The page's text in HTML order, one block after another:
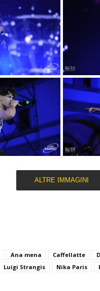
ALTRE IMMAGINI
Ana mena Caffellatte
Luigi Strangis Nika Paris